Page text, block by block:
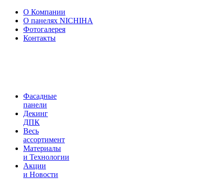
О Компании
О панелях NICHIHA
Фотогалерея
Контакты
Фасадные
панели
Декинг
ДПК
Весь
ассортимент
Материалы
и Технологии
Акции
и Новости